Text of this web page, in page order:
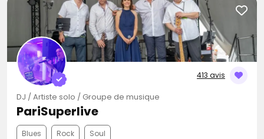
413 avis
DJ / Artiste solo / Groupe de musique
PariSuperlive
Blues Rock Soul